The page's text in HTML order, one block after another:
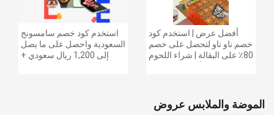
استخدم كود خصم سامسونج
السعودية واحصل على ما يصل
إلى 1,200 ريال سعودي +
أفضل عرض | استخدم كود
خصم ناو ناو لتحصل على خصم
80٪ على البقالة | شراء اللحوم
الموضة والملابس عروض